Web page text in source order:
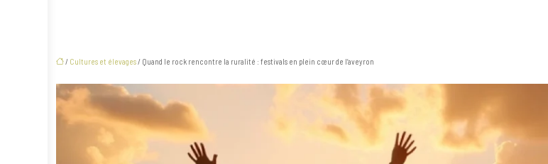
/ Cultures et élevages/ Quand le rock rencontre la ruralité : festivals en plein cœur de l’aveyron